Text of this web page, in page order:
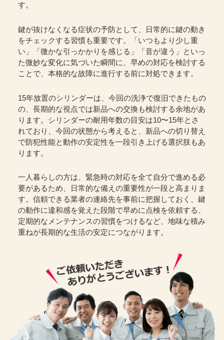
す。
鍵が抜けなくなる症状の予防として、日常的に鍵の動き
をチェックする習慣も重要です。「いつもより少し重
い」「微かな引っかかりを感じる」「音が違う」といっ
た微妙な変化に気づいた瞬間に、早めの対応を検討する
ことで、本格的な故障に進行する前に対処できます。
15年放置のシリンダーは、今回の洗浄で復旧できたもの
の、長期的な視点では新品への交換も検討する余地があ
ります。シリンダーの耐用年数の目安は10〜15年とさ
れており、今回の状態から考えると、新品への切り替え
で防犯性能と動作の安定性を一段引き上げる選択肢もあ
ります。
一人暮らしの方は、緊急時の対応を全て自分で進める必
要があるため、日常的な備えの重要性が一段と高まりま
す。信頼できる業者の連絡先を事前に把握しておく、鍵
の動作に違和感を覚えた段階で早めに点検を依頼する、
定期的なメンテナンスの習慣をつけるなど、地味な積み
重ねが長期的な生活の安定につながります。